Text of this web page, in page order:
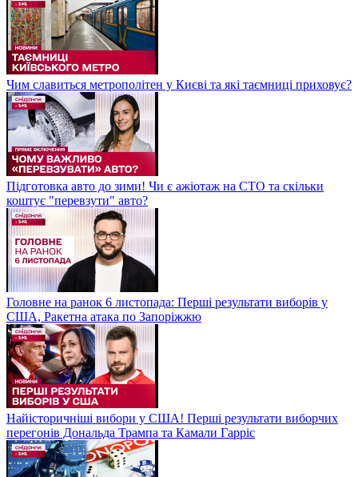
Чим славиться метрополітен у Києві та які таємниці приховує?
Підготовка авто до зими! Чи є ажіотаж на СТО та скільки
коштує "перевзути" авто?
Головне на ранок 6 листопада: Перші результати виборів у
США, Ракетна атака по Запоріжжю
Найісторичніші вибори у США! Перші результати виборчих
перегонів Дональда Трампа та Камали Гарріс